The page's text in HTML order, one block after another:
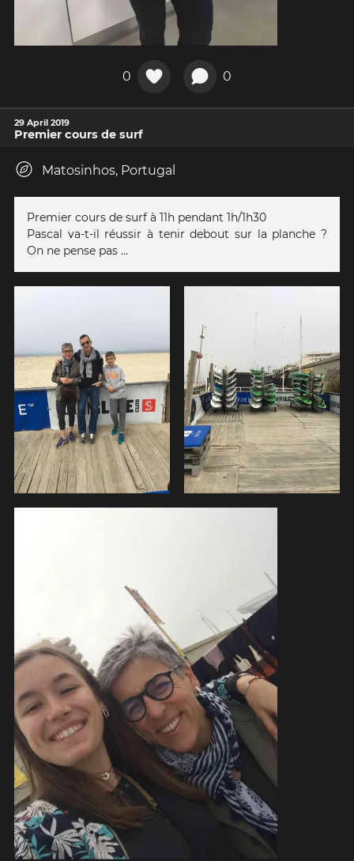
0 0
29 April 2019
Premier cours de surf
Matosinhos, Portugal
Premier cours de surf à 11h pendant 1h/1h30
Pascal va-t-il réussir à tenir debout sur la planche ?
On ne pense pas ...